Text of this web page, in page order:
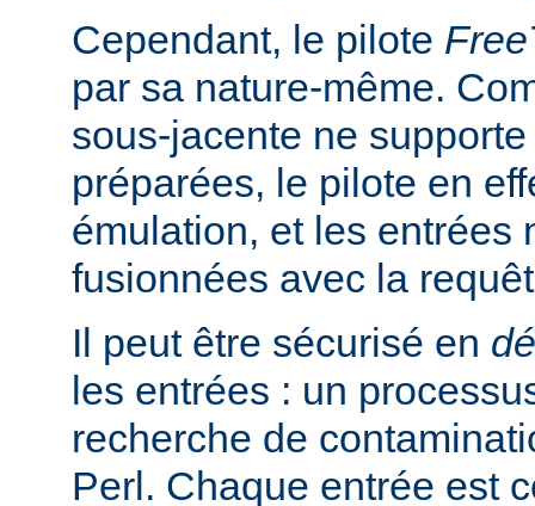
Cependant, le pilote
par sa nature-même.
sous-jacente ne
préparées, le pilote en
émulation, et les entrées
fusionnées avec la
Il peut être sécurisé en
les entrées : un
recherche de
Perl. Chaque entrée est